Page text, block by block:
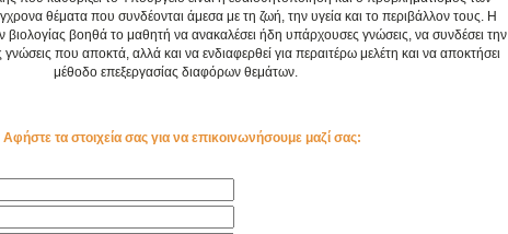
θέματα που συνδέονται άμεσα με τη ζωή, την υγεία και το περιβάλλον τους. Η
βιολογίας βοηθά το μαθητή να ανακαλέσει ήδη υπάρχουσες γνώσεις, να συνδέσει την
που αποκτά, αλλά και να ενδιαφερθεί για περαιτέρω μελέτη και να αποκτήσει
μέθοδο επεξεργασίας διαφόρων θεμάτων.
Αφήστε τα στοιχεία σας για να επικοινωνήσουμε μαζί σας: